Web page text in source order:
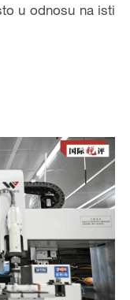
u odnosu na isti